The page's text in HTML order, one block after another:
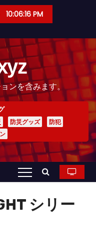
10:06:18 PM
ンを含みます。
防災グッズ
防犯
シリー